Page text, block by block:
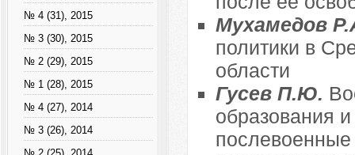
№ 4 (31), 2015
№ 3 (30), 2015
№ 2 (29), 2015
№ 1 (28), 2015
№ 4 (27), 2014
№ 3 (26), 2014
Мухамедов
политики в
области
Гусев П.Ю.
образования
послевоенные